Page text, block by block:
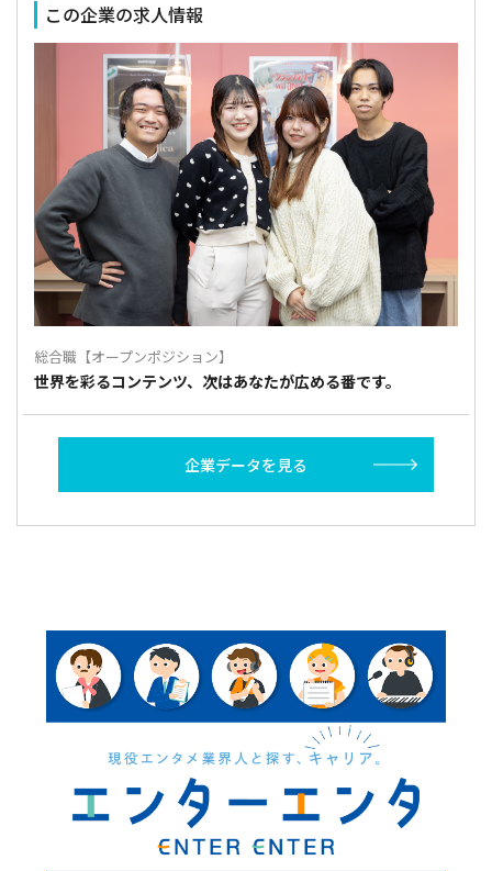
この企業の求人情報
総合職【オープンポジション】
世界を彩るコンテンツ、次はあなたが広める番です。
企業データを見る